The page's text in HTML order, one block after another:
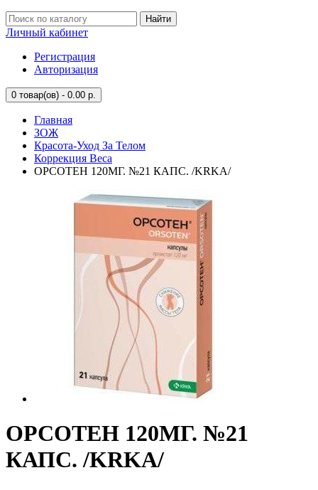
Найти
Личный кабинет
Регистрация
Авторизация
0 товар(ов) - 0.00 р.
Главная
ЗОЖ
Красота-Уход За Телом
Коррекция Веса
ОРСОТЕН 120МГ. №21 КАПС. /KRKA/
ОРСОТЕН 120МГ. №21
КАПС. /KRKA/